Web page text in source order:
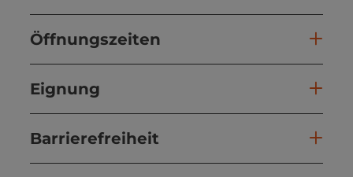
Öffnungszeiten
Eignung
Barrierefreiheit